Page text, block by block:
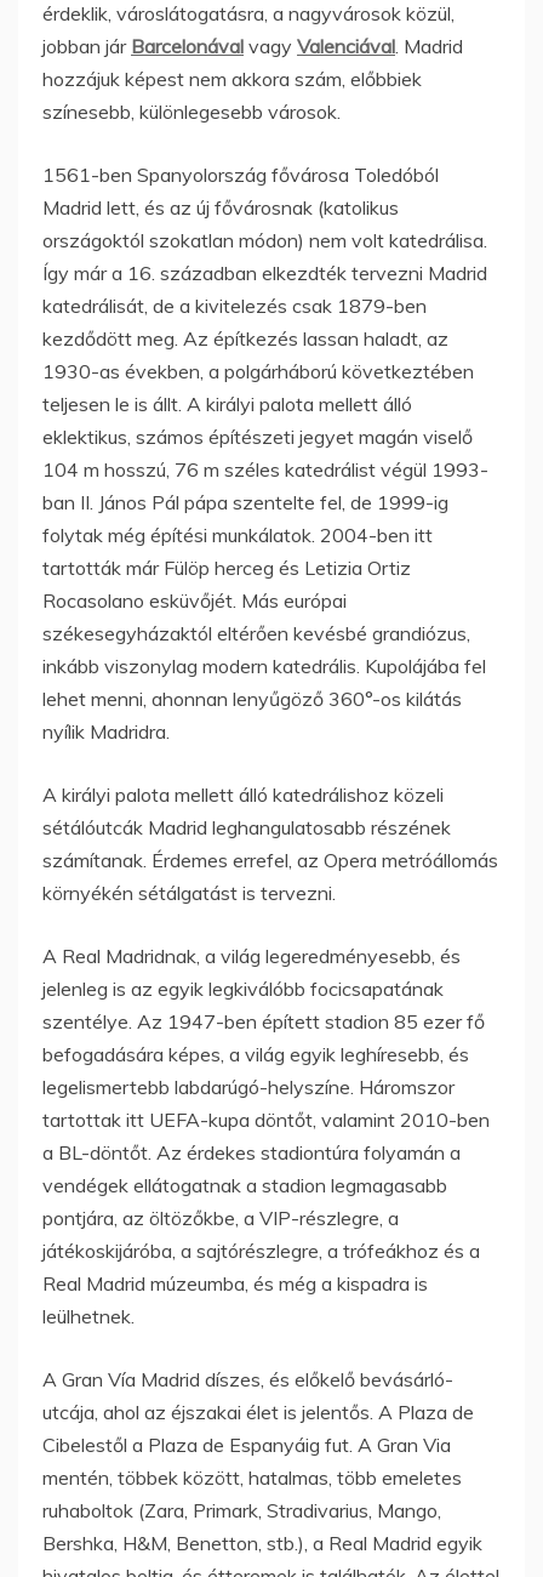
érdeklik, városlátogatásra, a nagyvárosok közül,
jobban jár Barcelonával vagy Valenciával. Madrid
hozzájuk képest nem akkora szám, előbbiek
színesebb, különlegesebb városok.
1561-ben Spanyolország fővárosa Toledóból
Madrid lett, és az új fővárosnak (katolikus
országoktól szokatlan módon) nem volt katedrálisa.
Így már a 16. században elkezdték tervezni Madrid
katedrálisát, de a kivitelezés csak 1879-ben
kezdődött meg. Az építkezés lassan haladt, az
1930-as években, a polgárháború következtében
teljesen le is állt. A királyi palota mellett álló
eklektikus, számos építészeti jegyet magán viselő
104 m hosszú, 76 m széles katedrálist végül 1993-
ban II. János Pál pápa szentelte fel, de 1999-ig
folytak még építési munkálatok. 2004-ben itt
tartották már Fülöp herceg és Letizia Ortiz
Rocasolano esküvőjét. Más európai
székesegyházaktól eltérően kevésbé grandiózus,
inkább viszonylag modern katedrális. Kupolájába fel
lehet menni, ahonnan lenyűgöző 360°-os kilátás
nyílik Madridra.
A királyi palota mellett álló katedrálishoz közeli
sétálóutcák Madrid leghangulatosabb részének
számítanak. Érdemes errefel, az Opera metróállomás
környékén sétálgatást is tervezni.
A Real Madridnak, a világ legeredményesebb, és
jelenleg is az egyik legkiválóbb focicsapatának
szentélye. Az 1947-ben épített stadion 85 ezer fő
befogadására képes, a világ egyik leghíresebb, és
legelismertebb labdarúgó-helyszíne. Háromszor
tartottak itt UEFA-kupa döntőt, valamint 2010-ben
a BL-döntőt. Az érdekes stadiontúra folyamán a
vendégek ellátogatnak a stadion legmagasabb
pontjára, az öltözőkbe, a VIP-részlegre, a
játékoskijáróba, a sajtórészlegre, a trófeákhoz és a
Real Madrid múzeumba, és még a kispadra is
leülhetnek.
A Gran Vía Madrid díszes, és előkelő bevásárló-
utcája, ahol az éjszakai élet is jelentős. A Plaza de
Cibelestől a Plaza de Espanyáig fut. A Gran Via
mentén, többek között, hatalmas, több emeletes
ruhaboltok (Zara, Primark, Stradivarius, Mango,
Bershka, H&M, Benetton, stb.), a Real Madrid egyik